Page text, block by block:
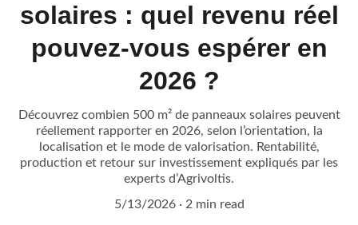
solaires : quel revenu réel
pouvez-vous espérer en
2026 ?
Découvrez combien 500 m² de panneaux solaires peuvent
réellement rapporter en 2026, selon l’orientation, la
localisation et le mode de valorisation. Rentabilité,
production et retour sur investissement expliqués par les
experts d’Agrivoltis.
5/13/2026
2 min read